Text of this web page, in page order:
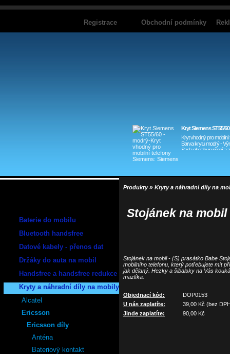
Baterie do mobilu
Bluetooth handsfree
Datové kabely - přenos dat
Držáky do auta na mobil
Handsfree a handsfree redukce
Kryty a náhradní díly na mobily
Alcatel
Ericsson
Ericsson díly
Anténa
Bateriový kontakt
Produkty» Kryty a náhradní díly na
Stojánek na
Stojánek na mobil - (S) prasátko Babe
mobilního telefonu, který potřebujete mít
jak dělaný. Hezky a šibalsky na Vás
mazlíka.
Objednací kód:
DOP0153
U nás zaplatíte:
39,00 Kč (bez
Jinde zaplatíte:
90,00 Kč
Obchodní podmínky
Registrace
Kryt Siemens ST55/
Kryt vhodný pro
Barva krytu modrý -
Sada obsahuje pření a